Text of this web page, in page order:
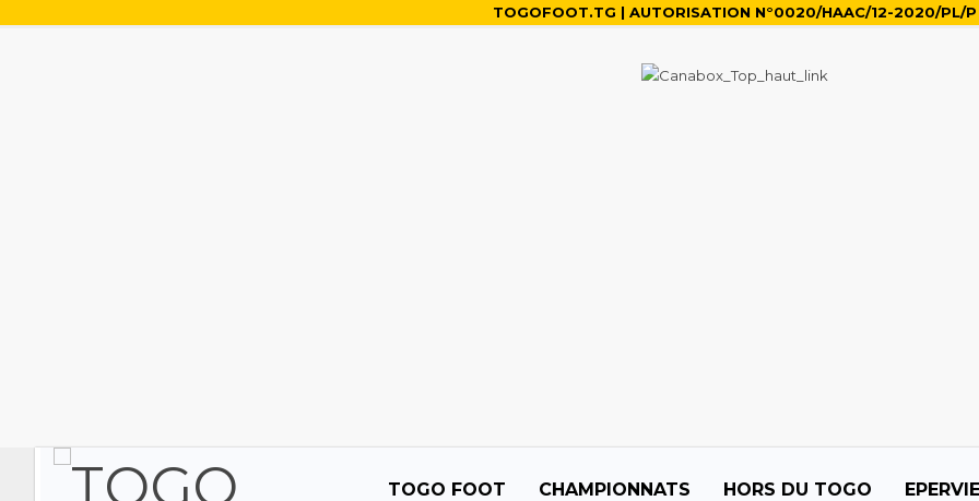
TOGOFOOT.TG | AUTORISATION N°0020/HAAC/12-2020/PL/P
TOGO FOOT CHAMPIONNATS HORS DU TOGO